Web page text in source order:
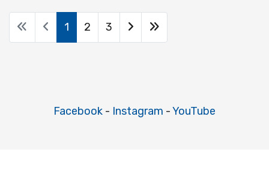
1 2 3
Facebook - Instagram -YouTube